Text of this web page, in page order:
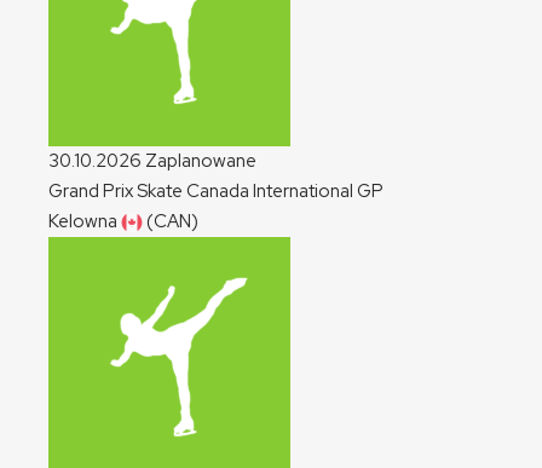
30.10.2026 Zaplanowane
Grand Prix Skate Canada International GP
Kelowna
(CAN)